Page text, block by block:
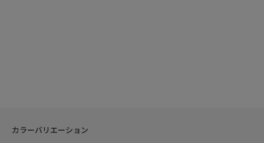
カラーバリエーション